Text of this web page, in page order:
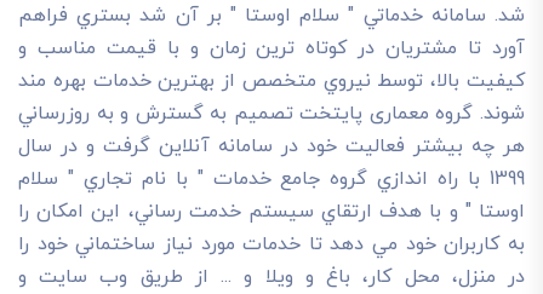
شد. سامانه خدماتي " سلام اوستا " بر آن شد بستري فراهم
آورد تا مشتريان در کوتاه ترين زمان و با قيمت مناسب و
کيفيت بالا، توسط نيروي متخصص از بهترين خدمات بهره مند
شوند. گروه معماری پایتخت تصميم به گسترش و به روزرساني
هر چه بيشتر فعاليت خود در سامانه آنلاين گرفت و در سال
1399 با راه اندازي گروه جامع خدمات " با نام تجاري " سلام
اوستا " و با هدف ارتقاي سيستم خدمت رساني، اين امکان را
به کاربران خود مي دهد تا خدمات مورد نياز ساختماني خود را
در منزل، محل کار، باغ و ويلا و ... از طريق وب سايت و